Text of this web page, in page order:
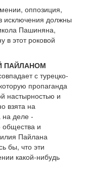
оппозиция,
исключения должны
Пашиняна,
в этот роковой
ПАЙЛАНОМ
с турецко-
пропаганда
настырностью и
взята на
на деле -
общества и
Пайлана
бы, что эти
какой-нибудь